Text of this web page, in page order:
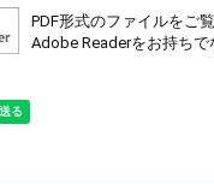
PDF形式のファイルをご
Adobe Readerをお持ち